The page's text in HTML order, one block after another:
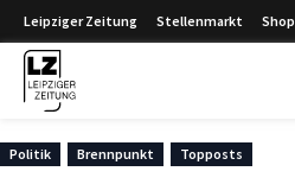
Leipziger Zeitung Stellenmarkt Shop
Politik Brennpunkt Topposts